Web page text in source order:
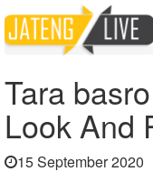
Home
Berita
Tara basro :
Tara
Look And
15 September 2020